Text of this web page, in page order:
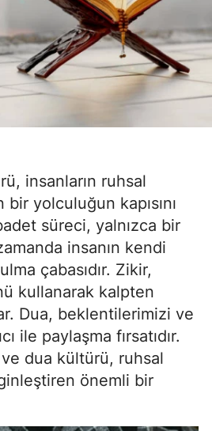
Burdur
Bursa
Çanakkale
Denizli
Diyarbakır
Edirne
Elazığ
Erzincan
Erzurum
Eskişehir
insanların ruhsal
yolculuğun kapısını
süreci, yalnızca bir
insanın kendi
çabasıdır. Zikir,
kullanarak kalpten
Dua, beklentilerimizi ve
ile paylaşma fırsatıdır.
dua kültürü, ruhsal
önemli bir